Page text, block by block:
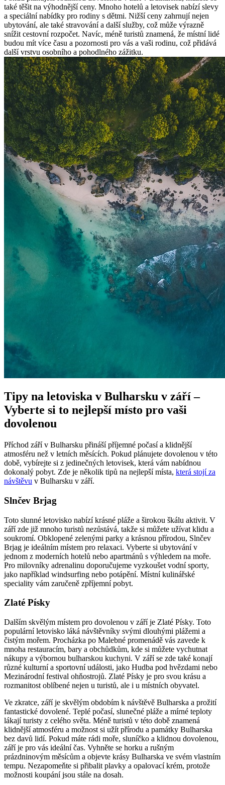
také těšit na výhodnější ceny. Mnoho hotelů a letovisek nabízí slevy
a speciální nabídky pro rodiny s dětmi. Nižší ceny zahrnují nejen
ubytování, ale také stravování a další služby, což může výrazně
snížit cestovní rozpočet. Navíc, méně turistů znamená, že místní lidé
budou mít více času a pozornosti pro vás a vaši rodinu, což přidává
další vrstvu osobního a pohodlného zážitku.
Tipy na letoviska v Bulharsku v září –
Vyberte si to nejlepší místo pro vaši
dovolenou
Příchod září v Bulharsku přináší příjemné počasí a klidnější
atmosféru než v letních měsících. Pokud plánujete dovolenou v této
době, vybírejte si z jedinečných letovisek, která vám nabídnou
dokonalý pobyt. Zde je několik tipů na nejlepší místa, která stojí za
návštěvu v Bulharsku v září.
Slnčev Brjag
Toto slunné letovisko nabízí krásné pláže a širokou škálu aktivit. V
září zde již mnoho turistů nezůstává, takže si můžete užívat klidu a
soukromí. Obklopené zelenými parky a krásnou přírodou, Slnčev
Brjag je ideálním místem pro relaxaci. Vyberte si ubytování v
jednom z moderních hotelů nebo apartmánů s výhledem na moře.
Pro milovníky adrenalinu doporučujeme vyzkoušet vodní sporty,
jako například windsurfing nebo potápění. Místní kulinářské
speciality vám zaručeně zpříjemní pobyt.
Zlaté Písky
Dalším skvělým místem pro dovolenou v září je Zlaté Písky. Toto
populární letovisko láká návštěvníky svými dlouhými plážemi a
čistým mořem. Procházka po Malebné promenádě vás zavede k
mnoha restauracím, bary a obchůdkům, kde si můžete vychutnat
nákupy a výbornou bulharskou kuchyni. V září se zde také konají
různé kulturní a sportovní události, jako Hudba pod hvězdami nebo
Mezinárodní festival ohňostrojů. Zlaté Písky je pro svou krásu a
rozmanitost oblíbené nejen u turistů, ale i u místních obyvatel.
Ve zkratce, září je skvělým obdobím k návštěvě Bulharska a prožití
fantastické dovolené. Teplé počasí, slunečné pláže a mírné teploty
lákají turisty z celého světa. Méně turistů v této době znamená
klidnější atmosféru a možnost si užít přírodu a památky Bulharska
bez davů lidí. Pokud máte rádi moře, sluníčko a klidnou dovolenou,
září je pro vás ideální čas. Vyhněte se horku a rušným
prázdninovým měsícům a objevte krásy Bulharska ve svém vlastním
tempu. Nezapomeňte si přibalit plavky a opalovací krém, protože
možnosti koupání jsou stále na dosah.